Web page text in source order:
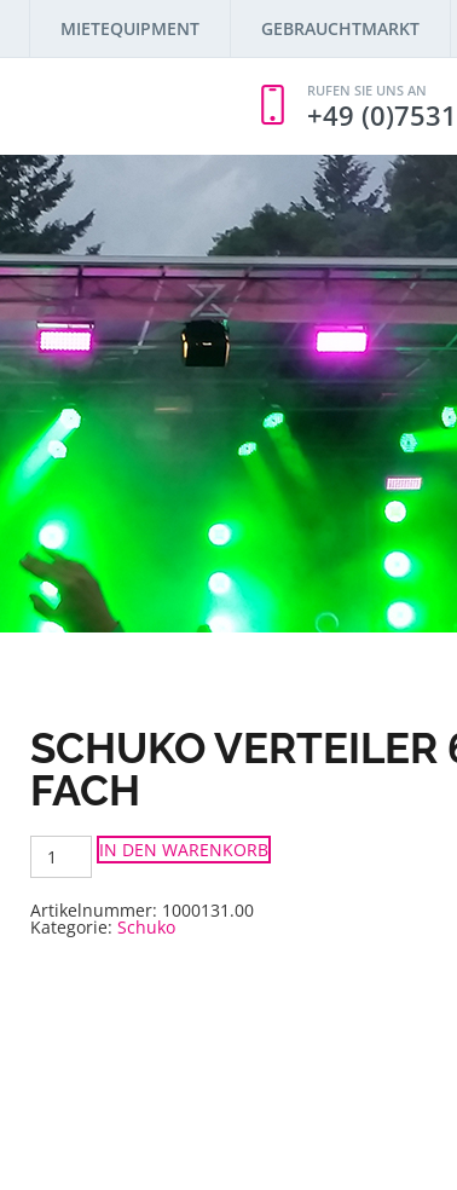
MIETEQUIPMENT GEBRAUCHTMARKT
RUFEN SIE UNS AN
+49
SCHUKO VERTEILER
FACH
Schuko
Verteiler
6-
Menge
IN DEN WARENKORB
Artikelnummer: 1000131.00
Kategorie: Schuko